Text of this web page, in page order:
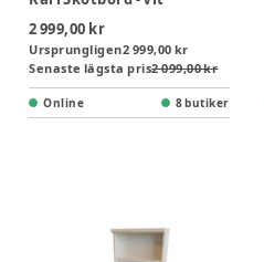
2 999,00 kr
Ursprungligen2 999,00 kr
Senaste lägsta pris2 099,00 kr
Online 8 butiker